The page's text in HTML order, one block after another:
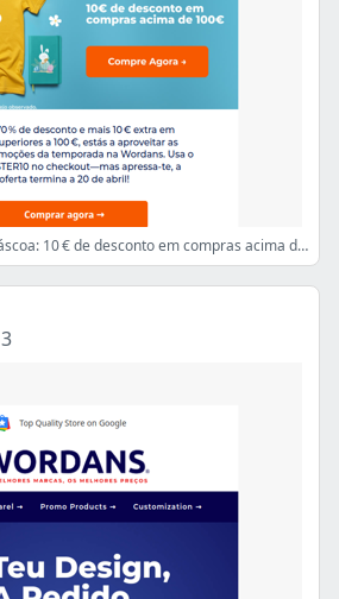
🥚 Oferta exclusiva da Páscoa: 10 € de desconto em compras acima de 100 € + até 70 % de desconto!